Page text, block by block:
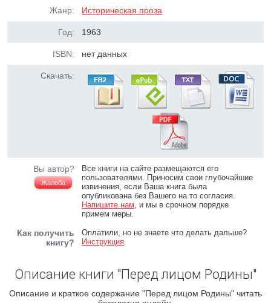
Жанр: Историческая проза
Год: 1963
ISBN: нет данных
Скачать:
Вы автор?
Жалоба
Все книги на сайте размещаются его
пользователями. Приносим свои глубочайшие
извинения, если Ваша книга была
опубликована без Вашего на то согласия.
Напишите нам, и мы в срочном порядке
примем меры.
Как получить
книгу?
Оплатили, но не знаете что делать дальше?
Инструкция.
Описание книги "Перед лицом Родины"
Описание и краткое содержание "Перед лицом Родины" читать